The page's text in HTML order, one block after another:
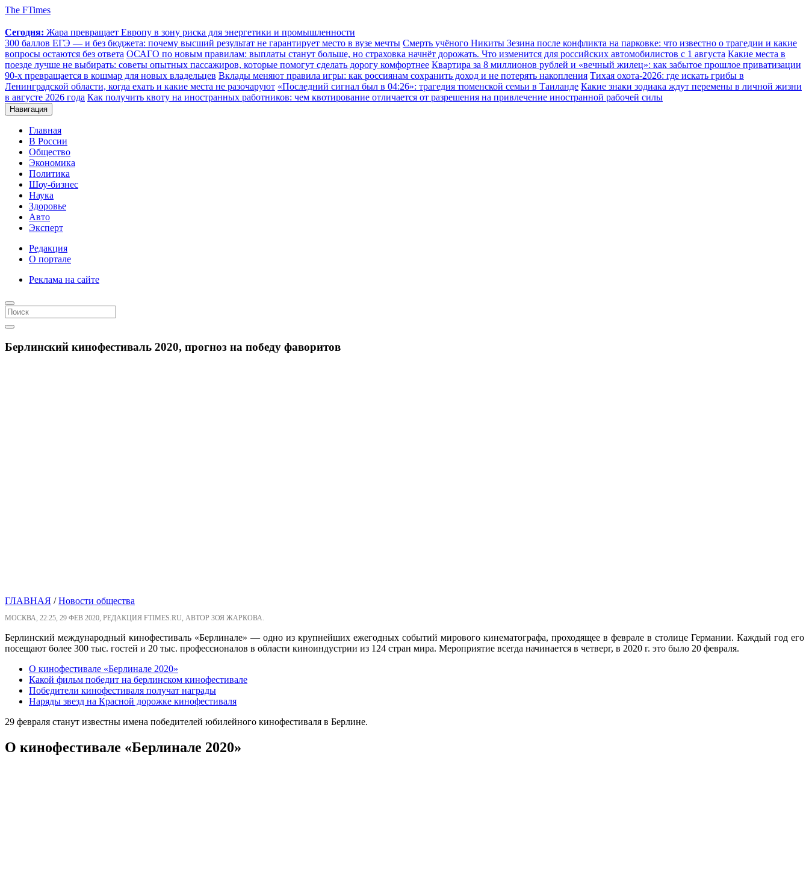
The FTimes
Сегодня: Жара превращает Европу в зону риска для энергетики и промышленности
300 баллов ЕГЭ — и без бюджета: почему высший результат не гарантирует место в вузе мечты Смерть учёного Никиты Зезина после конфликта на парковке: что известно о трагедии и какие
вопросы остаются без ответа ОСАГО по новым правилам: выплаты станут больше, но страховка начнёт дорожать. Что изменится для российских автомобилистов с 1 августа Какие места в
поезде лучше не выбирать: советы опытных пассажиров, которые помогут сделать дорогу комфортнее Квартира за 8 миллионов рублей и «вечный жилец»: как забытое прошлое приватизации
90-х превращается в кошмар для новых владельцев Вклады меняют правила игры: как россиянам сохранить доход и не потерять накопления Тихая охота-2026: где искать грибы в
Ленинградской области, когда ехать и какие места не разочаруют «Последний сигнал был в 04:26»: трагедия тюменской семьи в Таиланде Какие знаки зодиака ждут перемены в личной жизни
в августе 2026 года Как получить квоту на иностранных работников: чем квотирование отличается от разрешения на привлечение иностранной рабочей силы
Навигация
Главная
В России
Общество
Экономика
Политика
Шоу-бизнес
Наука
Здоровье
Авто
Эксперт
Редакция
О портале
Реклама на сайте
Берлинский кинофестиваль 2020, прогноз на победу фаворитов
ГЛАВНАЯ /Новости общества
МОСКВА, 22:25, 29 ФЕВ 2020, РЕДАКЦИЯ FTIMES.RU, АВТОР ЗОЯ ЖАРКОВА.
Берлинский международный кинофестиваль «Берлинале» — одно из крупнейших ежегодных событий мирового кинематографа, проходящее в феврале в столице Германии. Каждый год его
посещают более 300 тыс. гостей и 20 тыс. профессионалов в области киноиндустрии из 124 стран мира. Мероприятие всегда начинается в четверг, в 2020 г. это было 20 февраля.
О кинофестивале «Берлинале 2020»
Какой фильм победит на берлинском кинофестивале
Победители кинофестиваля получат награды
Наряды звезд на Красной дорожке кинофестиваля
29 февраля станут известны имена победителей юбилейного кинофестиваля в Берлине.
О кинофестивале «Берлинале 2020»